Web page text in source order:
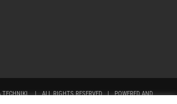
TECHNIKI | ALL RIGHTS RESERVED | POWERED AND